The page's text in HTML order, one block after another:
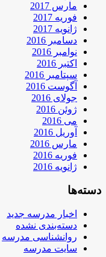
مارس 2017
فوریه 2017
ژانویه 2017
دسامبر 2016
نوامبر 2016
اکتبر 2016
سپتامبر 2016
آگوست 2016
جولای 2016
ژوئن 2016
می 2016
آوریل 2016
مارس 2016
فوریه 2016
ژانویه 2016
دسته‌ها
اخبار مدرسه جدید
دسته‌بندی نشده
روانشناسی مدرسه
سایت مدرسه